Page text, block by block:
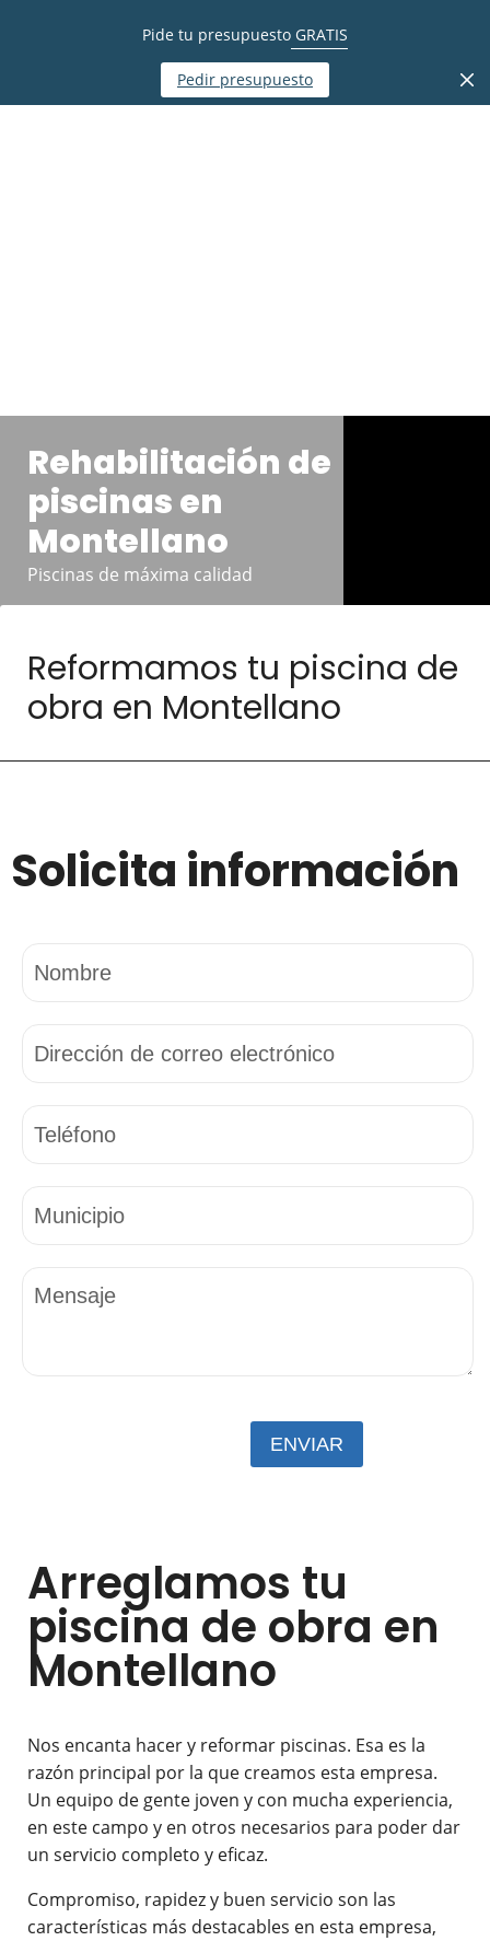
Pide tu presupuesto GRATIS
Pedir presupuesto
Rehabilitación de
piscinas en
Montellano
Piscinas de máxima calidad
Reformamos tu piscina de
obra en Montellano
Solicita información
Arreglamos tu
piscina de obra en
Montellano
Nos encanta hacer y reformar piscinas. Esa es la
razón principal por la que creamos esta empresa.
Un equipo de gente joven y con mucha experiencia,
en este campo y en otros necesarios para poder dar
un servicio completo y eficaz.
Compromiso, rapidez y buen servicio son las
características más destacables en esta empresa,